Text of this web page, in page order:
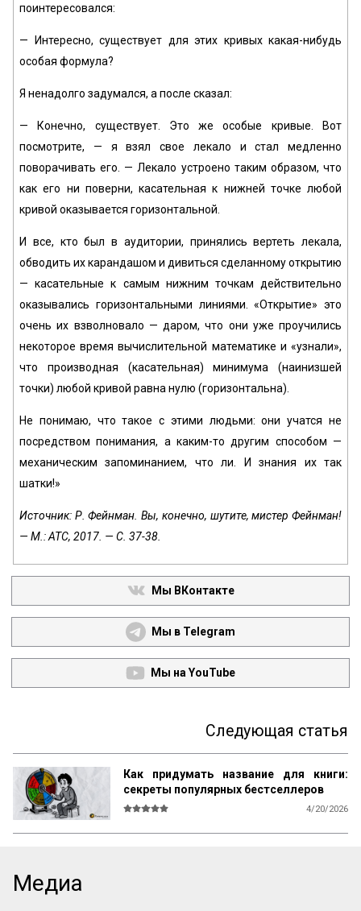
поинтересовался:
— Интересно, существует для этих кривых какая-нибудь
особая формула?
Я ненадолго задумался, а после сказал:
— Конечно, существует. Это же особые кривые. Вот
посмотрите, — я взял свое лекало и стал медленно
поворачивать его. — Лекало устроено таким образом, что
как его ни поверни, касательная к нижней точке любой
кривой оказывается горизонтальной.
И все, кто был в аудитории, принялись вертеть лекала,
обводить их карандашом и дивиться сделанному открытию
— касательные к самым нижним точкам действительно
оказывались горизонтальными линиями. «Открытие» это
очень их взволновало — даром, что они уже проучились
некоторое время вычислительной математике и «узнали»,
что производная (касательная) минимума (наинизшей
точки) любой кривой равна нулю (горизонтальна).
Не понимаю, что такое с этими людьми: они учатся не
посредством понимания, а каким-то другим способом —
механическим запоминанием, что ли. И знания их так
шатки!»
Источник: Р. Фейнман. Вы, конечно, шутите, мистер Фейнман!
— М.: АТС, 2017. — С. 37-38.
Мы ВКонтакте
Мы в Telegram
Мы на YouTube
Следующая статья
Как придумать название для книги:
секреты популярных бестселлеров
4/20/2026
Медиа